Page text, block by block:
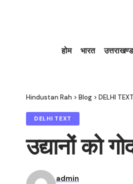
होम भारत
Hindustan Rah > Blog > DELHI TEXT
DELHI TEXT
उद्यानों को
admin